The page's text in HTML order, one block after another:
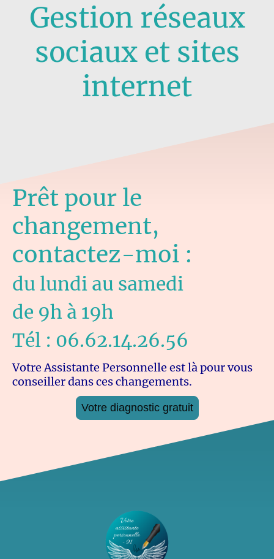
Gestion réseaux
sociaux et sites
internet
Prêt pour le
changement,
contactez-moi :
du lundi au samedi
de 9h à 19h
Tél : 06.62.14.26.56
Votre Assistante Personnelle est là pour vous
conseiller dans ces changements.
Votre diagnostic gratuit